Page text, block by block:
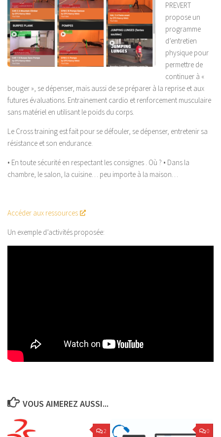
PREVERT
propose un
programme
d’entretien
physique pour
permettre de
continuer à «
bouger », se dépenser, mais aussi de se préparer à la reprise et aux
futures évaluations. Entrainement cardio et renforcement musculaire
sans matériel en utilisant le poids du corps.
Le Cross training est fait pour se défouler, se dépenser, entretenir sa
résistance et son endurance.
• En toute sécurité en respectant les consignes . Où ? • Dans la
chambre, le salon, la cuisine… peu importe à la maison…
Accéder aux ressources
Un exemple d’activités proposée:
VOUS AIMEREZ AUSSI...
2 0